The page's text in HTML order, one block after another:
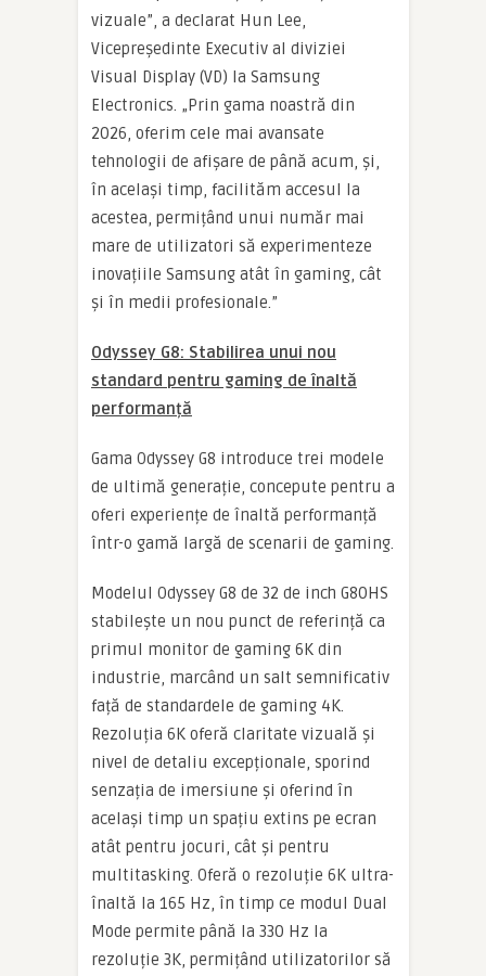
vizuale”, a declarat Hun Lee,
Vicepreședinte Executiv al diviziei
Visual Display (VD) la Samsung
Electronics. „Prin gama noastră din
2026, oferim cele mai avansate
tehnologii de afișare de până acum, și,
în același timp, facilităm accesul la
acestea, permițând unui număr mai
mare de utilizatori să experimenteze
inovațiile Samsung atât în gaming, cât
și în medii profesionale.”
Odyssey G8: Stabilirea unui nou
standard pentru gaming de înaltă
performanță
Gama Odyssey G8 introduce trei modele
de ultimă generație, concepute pentru a
oferi experiențe de înaltă performanță
într-o gamă largă de scenarii de gaming.
Modelul Odyssey G8 de 32 de inch G80HS
stabilește un nou punct de referință ca
primul monitor de gaming 6K din
industrie, marcând un salt semnificativ
față de standardele de gaming 4K.
Rezoluția 6K oferă claritate vizuală și
nivel de detaliu excepționale, sporind
senzația de imersiune și oferind în
același timp un spațiu extins pe ecran
atât pentru jocuri, cât și pentru
multitasking. Oferă o rezoluție 6K ultra-
înaltă la 165 Hz, în timp ce modul Dual
Mode permite până la 330 Hz la
rezoluție 3K, permițând utilizatorilor să